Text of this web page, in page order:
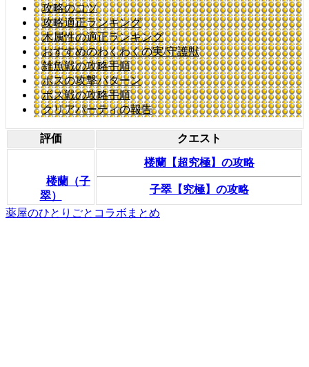
攻略のコツ
攻略適正ランキング
木属性の適正ランキング
おすすめのわくわくの実/守護獣
雑魚戦の攻略手順
ボスの攻撃パターン
ボス戦の攻略手順
クリアパーティの報告
評価 クエスト
楼蘭（子
翠）
楼蘭【超究極】の攻略
子翠【究極】の攻略
薬屋のひとりごとコラボまとめ